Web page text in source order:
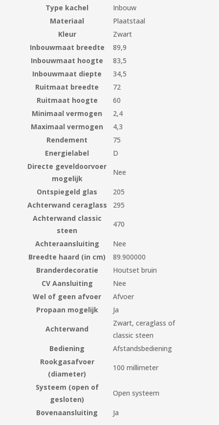
Type kachel
Inbouw
Materiaal
Plaatstaal
Kleur
Zwart
Inbouwmaat breedte
89,9
Inbouwmaat hoogte
83,5
Inbouwmaat diepte
34,5
Ruitmaat breedte
72
Ruitmaat hoogte
60
Minimaal vermogen
2,4
Maximaal vermogen
4,3
Rendement
75
Energielabel
D
Directe geveldoorvoer
mogelijk
Nee
Ontspiegeld glas
205
Achterwand ceraglass
295
Achterwand classic
steen
470
Achteraansluiting
Nee
Breedte haard (in cm)
89.900000
Branderdecoratie
Houtset bruin
CV Aansluiting
Nee
Wel of geen afvoer
Afvoer
Propaan mogelijk
Ja
Achterwand
Zwart, ceraglass of
classic steen
Bediening
Afstandsbediening
Rookgasafvoer
(diameter)
100 millimeter
Systeem (open of
gesloten)
Open systeem
Bovenaansluiting Ja